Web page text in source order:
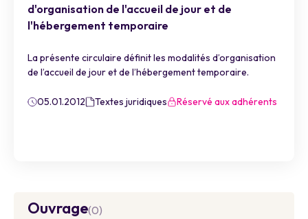
d'organisation de l'accueil de jour et de
l'hébergement temporaire
La présente circulaire définit les modalités d’organisation
de l’accueil de jour et de l’hébergement temporaire.
05.01.2012 Textes juridiques Réservé aux adhérents
Ouvrage(0)